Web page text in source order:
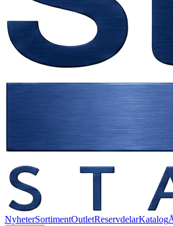
NyheterSortimentOutletReservdelarKatalog